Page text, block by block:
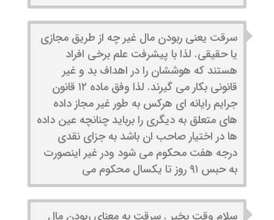
سرقت یعنی ربودن مال غیر چه از طریق مجازی
یا حقیقی. لذا با پیشرفت علم برخی افراد
هستند که هوششان را در اهداف بد و غیر
قانونی بکار می گیرند. لذا وفق ماده ۱۲ قانون
جرایم رایانه ای هرکس به طور غیر مجاز داده
های متعلق به دیگری را برباید چنانچه عین داده
ها در اختیار صاحب ان باشد به جزای نقدی
درجه هفت محکوم می شود ودر غیر اینصورت
به حبس ۹۱ روز تا یکسال محکوم می
سلام وقت بخیر . سرقت به معنای ربودن مال